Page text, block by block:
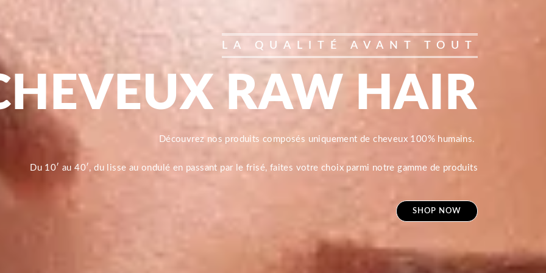
LA QUALITÉ AVANT TOUT
RAW HAIR
Découvrez nos produits composés uniquement de cheveux 100% humains.
Du 10′ au 40′, du lisse au ondulé en passant par le frisé, faites votre choix parmi notre gamme de produits
SHOP NOW